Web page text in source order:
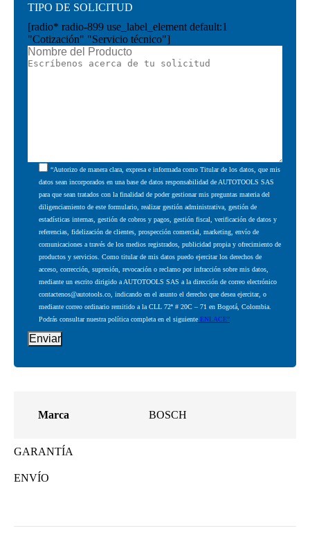
TIPO DE SOLICITUD
[radio* radio-899 use_label_element default:1
"Cotización" "Servicio técnico"]
“Autorizo de manera clara, expresa e informada como Titular de los datos, que mis
datos sean incorporados en una base de datos responsabilidad de AUTOTOOLS SAS
para que sean tratados con la finalidad de poder gestionar mis preguntas materia del
diligenciamiento de este formulario, realizar gestión administrativa, gestión de
estadísticas internas, gestión de cobros y pagos, gestión fiscal, verificación de datos y
referencias, fidelización de clientes, prospección comercial, marketing, envío de
comunicaciones a través de los medios registrados, publicidad propia y ofrecimiento de
productos y servicios. Como titular de mis datos puedo ejercitar los derechos de
acceso, corrección, supresión, revocación o reclamo por infracción sobre mis datos,
mediante un escrito dirigido a AUTOTOOLS SAS a la dirección de correo electrónico
contactenos@autotools.co, indicando en el asunto el derecho que desea ejercitar, o
mediante correo ordinario remitido a la CLL 72ª # 20C – 71 en Bogotá, Colombia.
Podrás consultar nuestra política completa en el siguiente ENLACE”
Marca BOSCH
GARANTÍA
ENVÍO